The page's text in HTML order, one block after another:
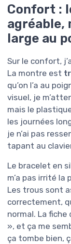
Confort :
agréable,
large au
Sur le confort,
La montre est
qu’on l’a au
visuel, je
mais le
les journées
je n’ai pas
tapant au
Le bracelet en
m’a pas irrité la
Les trous sont
correctement,
normal. La fiche
», et ça me
ça tombe bien,